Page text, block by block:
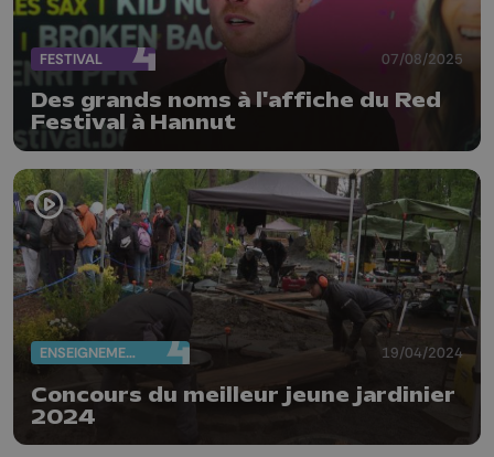
FESTIVAL 07/08/2025
Des grands noms à l'affiche du Red
Festival à Hannut
ENSEIGNEMENT 19/04/2024
Concours du meilleur jeune jardinier
2024